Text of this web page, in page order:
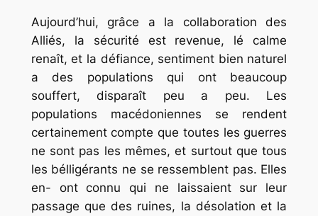
Aujourd’hui, grâce a la collaboration des
Alliés, la sécurité est revenue, lé calme
renaît, et la défiance, sentiment bien naturel
a des populations qui ont beaucoup
souffert, disparaît peu a peu. Les
populations macédoniennes se rendent
certainement compte que toutes les guerres
ne sont pas les mêmes, et surtout que tous
les bélligérants ne se ressemblent pas. Elles
en- ont connu qui ne laissaient sur leur
passage que des ruines, la désolation et la